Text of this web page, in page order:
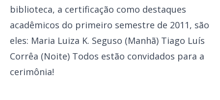
biblioteca, a certificação como destaques
acadêmicos do primeiro semestre de 2011, são
eles: Maria Luiza K. Seguso (Manhã) Tiago Luís
Corrêa (Noite) Todos estão convidados para a
cerimônia!